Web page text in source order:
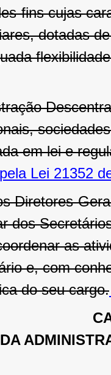
fins cujas
dotadas
em lei e
Lei 21352
Diretores-
dos
as
e, com
do seu cargo.
DA